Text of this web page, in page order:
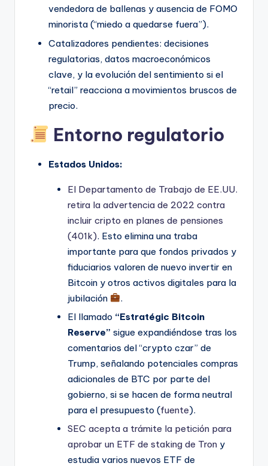
vendedora de ballenas y ausencia de FOMO
minorista (“miedo a quedarse fuera”).
Catalizadores pendientes: decisiones
regulatorias, datos macroeconómicos
clave, y la evolución del sentimiento si el
“retail” reacciona a movimientos bruscos de
precio.
Entorno regulatorio
Estados Unidos:
El Departamento de Trabajo de EE.UU.
retira la advertencia de 2022 contra
incluir cripto en planes de pensiones
(401k). Esto elimina una traba
importante para que fondos privados y
fiduciarios valoren de nuevo invertir en
Bitcoin y otros activos digitales para la
jubilación
.
El llamado “Estratégic Bitcoin
Reserve” sigue expandiéndose tras los
comentarios del “crypto czar” de
Trump, señalando potenciales compras
adicionales de BTC por parte del
gobierno, si se hacen de forma neutral
para el presupuesto (fuente).
SEC acepta a trámite la petición para
aprobar un ETF de staking de Tron y
estudia varios nuevos ETF de